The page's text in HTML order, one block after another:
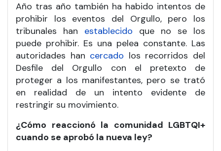
Año tras año también ha habido intentos de
prohibir los eventos del Orgullo, pero los
tribunales han establecido que no se los
puede prohibir. Es una pelea constante. Las
autoridades han cercado los recorridos del
Desfile del Orgullo con el pretexto de
proteger a los manifestantes, pero se trató
en realidad de un intento evidente de
restringir su movimiento.
¿Cómo reaccionó la comunidad LGBTQI+
cuando se aprobó la nueva ley?